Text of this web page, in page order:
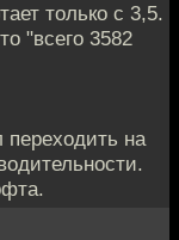
только с 3,5.
"всего 3582
на